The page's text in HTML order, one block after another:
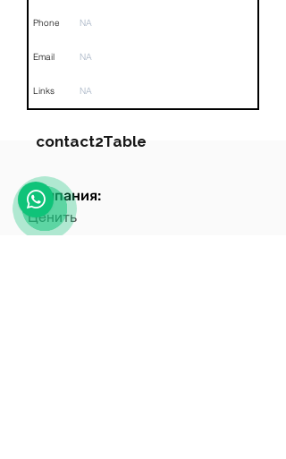
Phone NA
Email NA
Links NA
contact2Table
Field
Компания:
Ценить